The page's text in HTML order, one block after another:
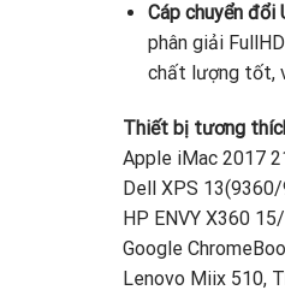
Cáp chuyển đổi
phân giải
chất lượng tốt,
Thiết bị tương
Apple iMac 2017
Dell XPS
HP ENVY X360
Google
Lenovo Miix 510,